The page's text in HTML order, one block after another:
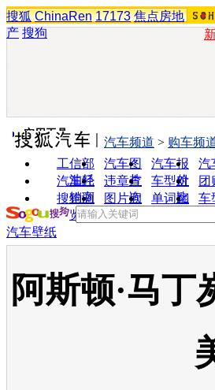
搜狐 ChinaRen 17173 焦点房地
产 搜狗
实用工具
工信部
油耗
汽车图
片
汽车报
价
汽
汽车经
销商
违章查
询
车型对
比
团
搜狗浏
览器
图片欣
赏
单词翻
车
汽车频道 > 购车频
汽车壁纸
阿斯顿·马